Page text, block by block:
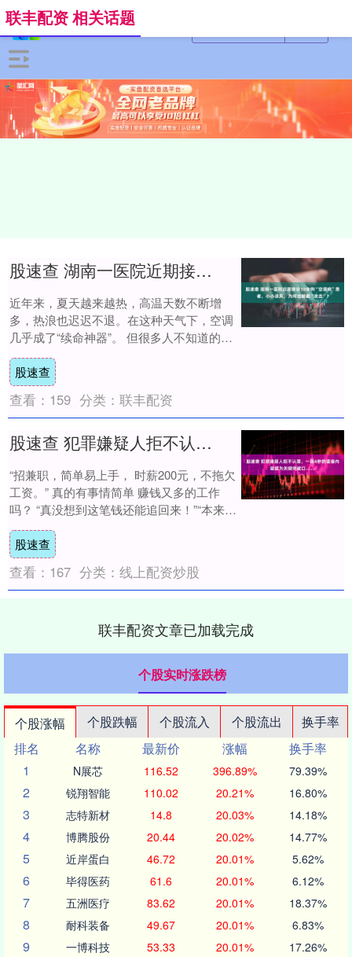
联丰配资 相关话题
股速查 湖南一医院近期接诊10余例“空调病”患者，小小凉风，为何也暗藏“攻击”？
近年来，夏天越来越热，高温天数不断增
多，热浪也迟迟不退。在这种天气下，空调
几乎成了“续命神器”。 但很多人不知道的
是，忽冷忽热的环境，本身就是一种健康隐
患。长时....
股速查
查看： 159 分类： 联丰配资
股速查 犯罪嫌疑人拒不认罪，一段4秒的语音内容成为关键突破口……
“招兼职，简单易上手， 时薪200元，不拖欠
工资。” 真的有事情简单 赚钱又多的工作
吗？ “真没想到这笔钱还能追回来！”“本来我
们已经绝望了，这笔钱真是解了我们....
股速查
查看： 167 分类： 线上配资炒股
联丰配资文章已加载完成
个股实时涨跌榜
个股涨幅 个股跌幅 个股流入 个股流出
换手率
排名
名称 最新价 涨幅
换手率
1
N展芯 116.52 396.89% 79.39%
2 锐翔智能 110.02 20.21% 16.80%
3 志特新材 14.8 20.03% 14.18%
4 博腾股份 20.44 20.02% 14.77%
5 近岸蛋白 46.72 20.01% 5.62%
6 毕得医药 61.6 20.01% 6.12%
7 五洲医疗 83.62 20.01% 18.37%
8 耐科装备 49.67 20.01% 6.83%
9 一博科技 53.33 20.01% 17.26%